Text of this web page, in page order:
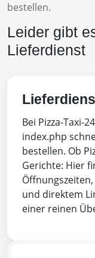
bestellen.
Leider gibt
Lieferdienst
Bei Pizza-Taxi-
index.php
bestellen. Ob
Gerichte: Hier
und direktem
einer reinen